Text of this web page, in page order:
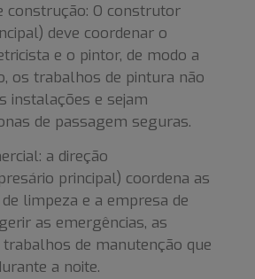
construção: O construtor
deve coordenar o
e o pintor, de modo a
os trabalhos de pintura não
instalações e sejam
de passagem seguras.
a direção
principal) coordena as
limpeza e a empresa de
as emergências, as
de manutenção que
a noite.